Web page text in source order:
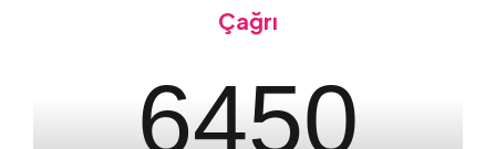
Çağrı
6450